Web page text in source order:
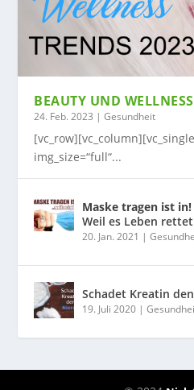
BEAUTY UND
24. Feb. 2023 |Gesundheit
img_size=“full“...
Maske tragen ist in!
Weil es Leben
20. Jan. 2021 |
Schadet Kreatin
19. Juli 2020 |